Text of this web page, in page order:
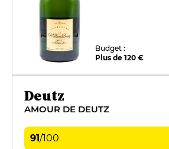
Budget :
Plus de 120 €
Deutz
AMOUR DE DEUTZ
91/100